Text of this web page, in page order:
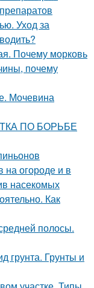
Уход за
Почему морковь
почему
Мочевина
ПО БОРЬБЕ
на огороде и в
насекомых
Как
полосы.
грунта. Грунты и